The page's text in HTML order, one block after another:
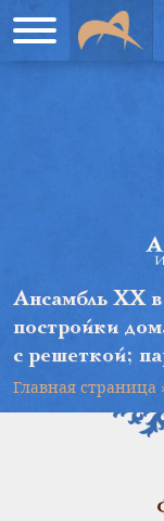
Ансамбль XX
постройки
с решеткой;
Главная страница